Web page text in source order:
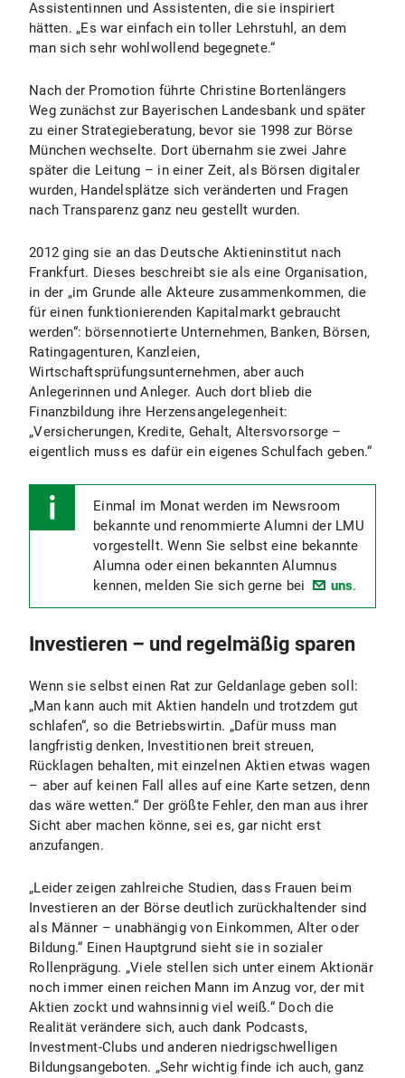
Assistentinnen und Assistenten, die sie inspiriert
hätten. „Es war einfach ein toller Lehrstuhl, an dem
man sich sehr wohlwollend begegnete.“
Nach der Promotion führte Christine Bortenlängers
Weg zunächst zur Bayerischen Landesbank und später
zu einer Strategieberatung, bevor sie 1998 zur Börse
München wechselte. Dort übernahm sie zwei Jahre
später die Leitung – in einer Zeit, als Börsen digitaler
wurden, Handelsplätze sich veränderten und Fragen
nach Transparenz ganz neu gestellt wurden.
2012 ging sie an das Deutsche Aktieninstitut nach
Frankfurt. Dieses beschreibt sie als eine Organisation,
in der „im Grunde alle Akteure zusammenkommen, die
für einen funktionierenden Kapitalmarkt gebraucht
werden“: börsennotierte Unternehmen, Banken, Börsen,
Ratingagenturen, Kanzleien,
Wirtschaftsprüfungsunternehmen, aber auch
Anlegerinnen und Anleger. Auch dort blieb die
Finanzbildung ihre Herzensangelegenheit:
„Versicherungen, Kredite, Gehalt, Altersvorsorge –
eigentlich muss es dafür ein eigenes Schulfach geben.“
Einmal im Monat werden im Newsroom
bekannte und renommierte Alumni der LMU
vorgestellt. Wenn Sie selbst eine bekannte
Alumna oder einen bekannten Alumnus
kennen, melden Sie sich gerne bei
uns.
Investieren – und regelmäßig sparen
Wenn sie selbst einen Rat zur Geldanlage geben soll:
„Man kann auch mit Aktien handeln und trotzdem gut
schlafen“, so die Betriebswirtin. „Dafür muss man
langfristig denken, Investitionen breit streuen,
Rücklagen behalten, mit einzelnen Aktien etwas wagen
– aber auf keinen Fall alles auf eine Karte setzen, denn
das wäre wetten.“ Der größte Fehler, den man aus ihrer
Sicht aber machen könne, sei es, gar nicht erst
anzufangen.
„Leider zeigen zahlreiche Studien, dass Frauen beim
Investieren an der Börse deutlich zurückhaltender sind
als Männer – unabhängig von Einkommen, Alter oder
Bildung.“ Einen Hauptgrund sieht sie in sozialer
Rollenprägung. „Viele stellen sich unter einem Aktionär
noch immer einen reichen Mann im Anzug vor, der mit
Aktien zockt und wahnsinnig viel weiß.“ Doch die
Realität verändere sich, auch dank Podcasts,
Investment-Clubs und anderen niedrigschwelligen
Bildungsangeboten. „Sehr wichtig finde ich auch, ganz